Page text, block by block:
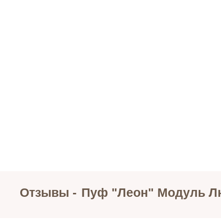
Отзывы - Пуф "Леон" Модуль